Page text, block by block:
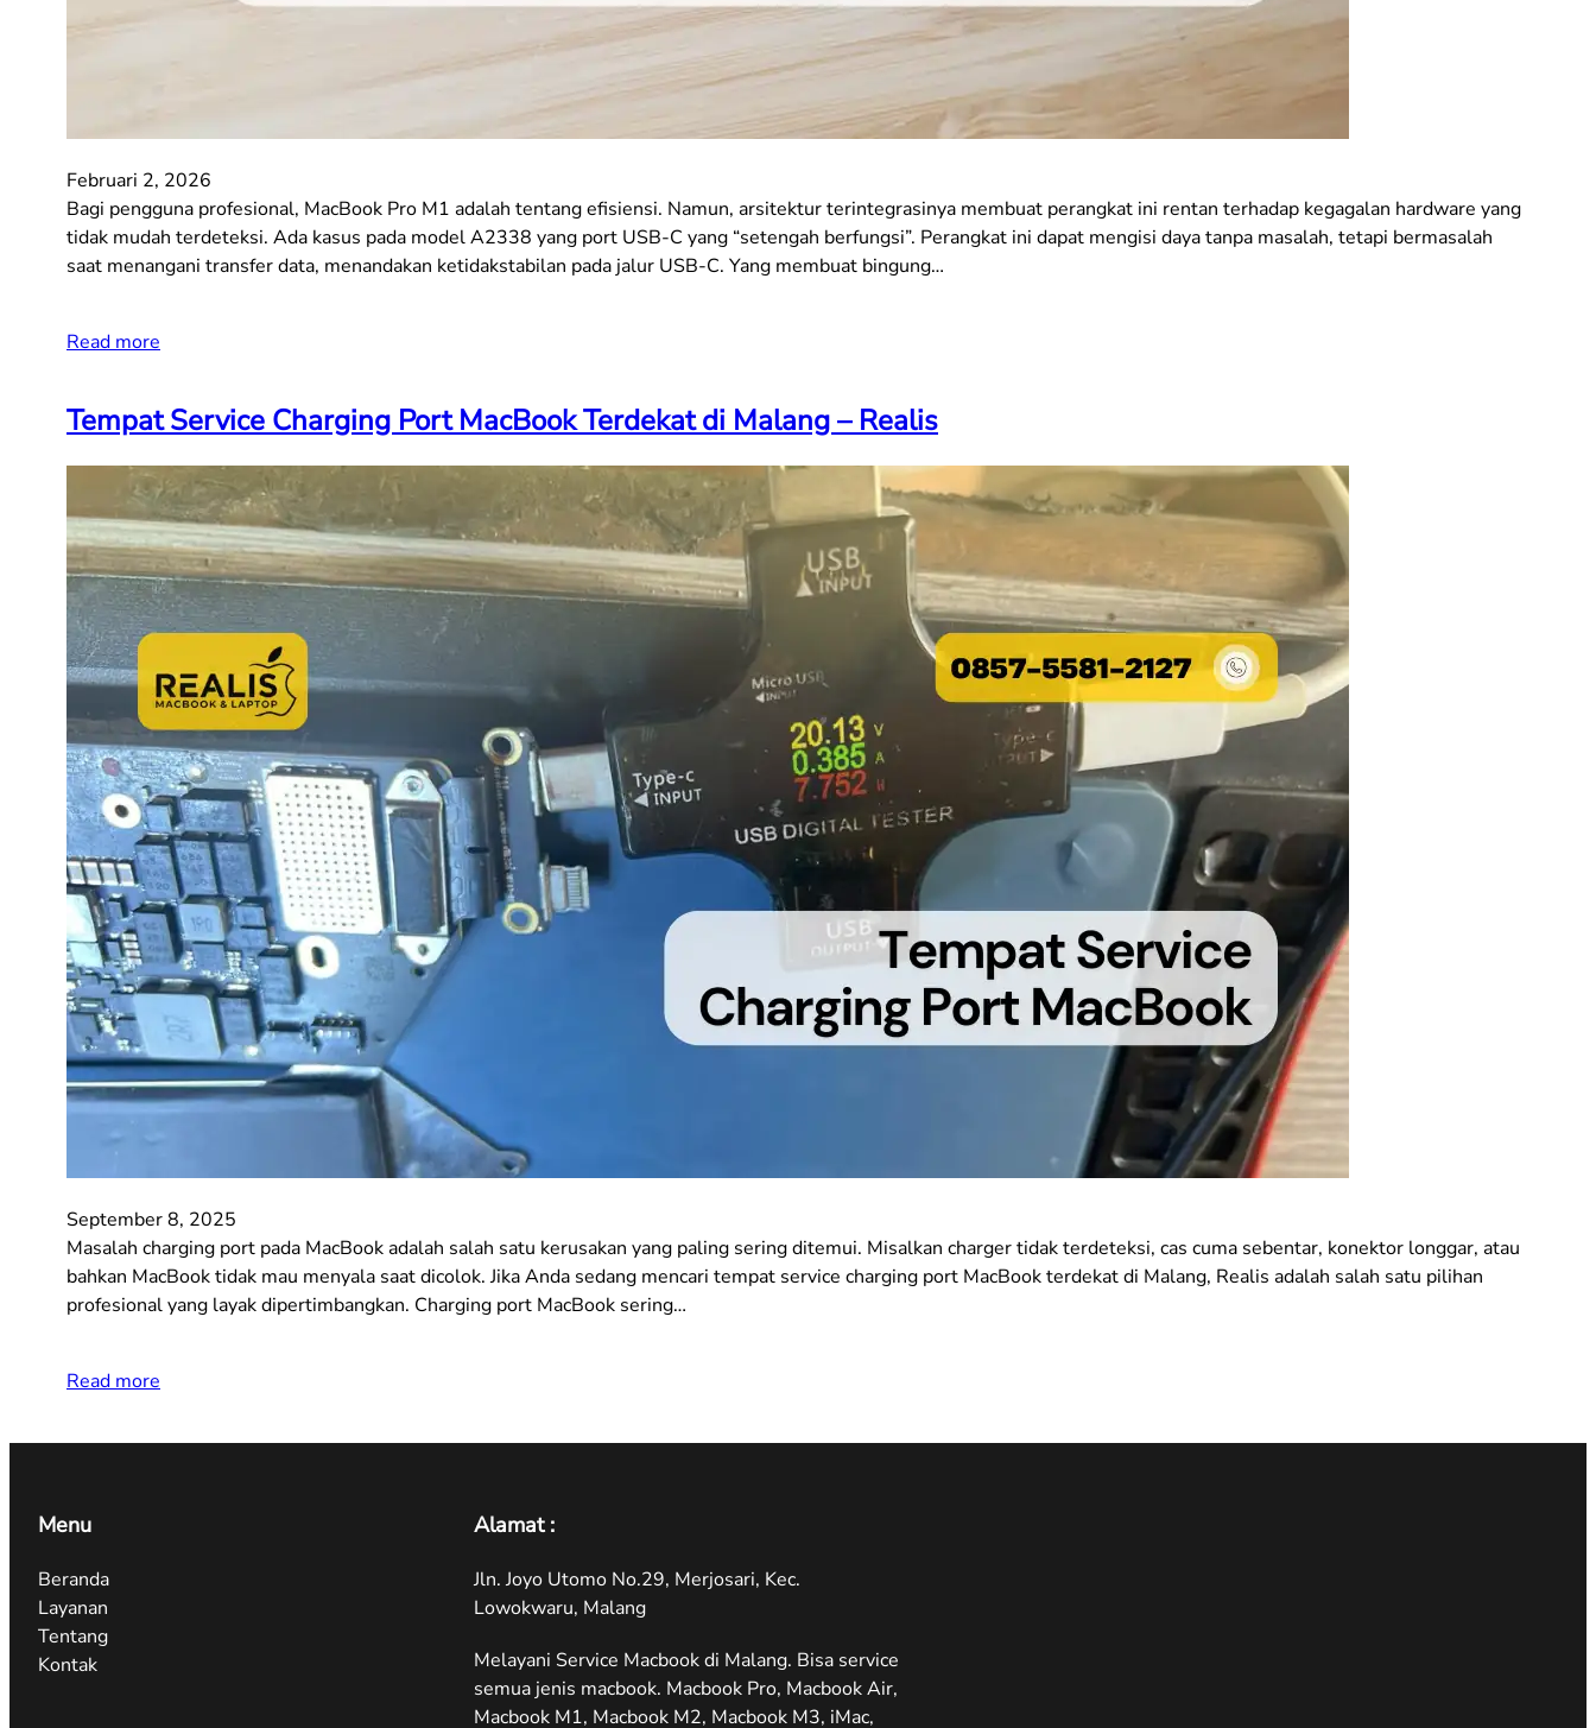
Februari 2, 2026
Bagi pengguna profesional, MacBook Pro M1 adalah tentang efisiensi. Namun, arsitektur terintegrasinya membuat perangkat ini rentan terhadap kegagalan hardware yang
tidak mudah terdeteksi. Ada kasus pada model A2338 yang port USB-C yang “setengah berfungsi”. Perangkat ini dapat mengisi daya tanpa masalah, tetapi bermasalah
saat menangani transfer data, menandakan ketidakstabilan pada jalur USB-C. Yang membuat bingung…
Read more
Tempat Service Charging Port MacBook Terdekat di Malang – Realis
September 8, 2025
Masalah charging port pada MacBook adalah salah satu kerusakan yang paling sering ditemui. Misalkan charger tidak terdeteksi, cas cuma sebentar, konektor longgar, atau
bahkan MacBook tidak mau menyala saat dicolok. Jika Anda sedang mencari tempat service charging port MacBook terdekat di Malang, Realis adalah salah satu pilihan
profesional yang layak dipertimbangkan. Charging port MacBook sering…
Read more
Menu
Beranda
Layanan
Tentang
Kontak
Alamat :
Jln. Joyo Utomo No.29, Merjosari, Kec.
Lowokwaru, Malang
Melayani Service Macbook di Malang. Bisa service
semua jenis macbook. Macbook Pro, Macbook Air,
Macbook M1, Macbook M2, Macbook M3, iMac,